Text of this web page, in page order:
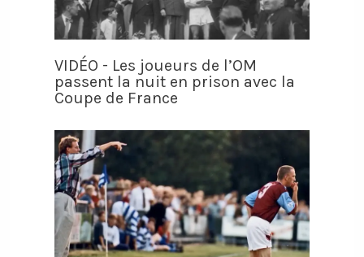
VIDÉO - Les joueurs de l’OM
passent la nuit en prison avec la
Coupe de France